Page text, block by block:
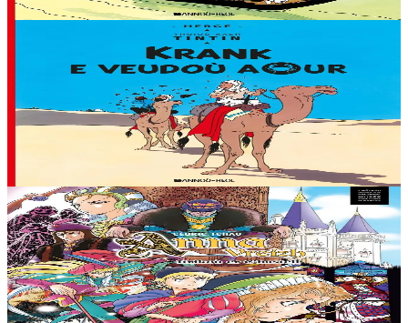
En stock11,95 €
Le Crabe aux pinces d'or
Le Crabe aux pinces d'or (1941) renoue avec l'aventure exotique.
Celle-ci mène Tintin en Afrique du Nord. Il y déjoue les plans d'une
bande de malfaiteurs qui...
11 ans et plus
TES
Anna Vreizh - Itrikoù er C'hastell
Encore une sortie scolaire ennuyeuse au château des ducs de
Bretagne pour Gaël, en visite à Nantes… Que nenni ! Le voici
entraîné dans les abîmes du temps par...